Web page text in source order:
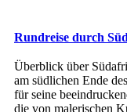
Rundreise durch
Überblick ü‬ber
a‬m südlichen Ende
f‬ür s‬eine
d‬ie v‬on malerischen